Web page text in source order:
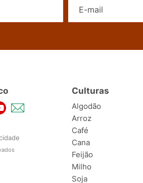
Culturas
Algodão
Arroz
Café
Cana
Feijão
Milho
Soja